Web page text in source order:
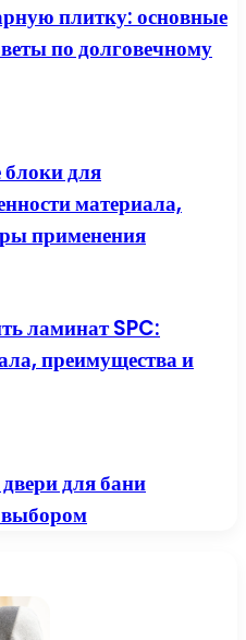
плитку: основные
по долговечному
для
материала,
применения
ламинат SPC:
преимущества и
для бани